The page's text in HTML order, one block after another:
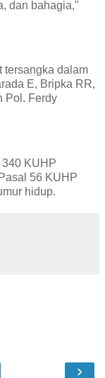
dan bahagia,"
tersangka dalam
E, Bripka RR,
Pol. Ferdy
KUHP
56 KUHP
hidup.
›